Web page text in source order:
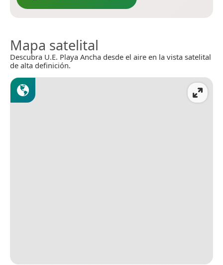
Mapa satelital
Descubra U.E. Playa Ancha desde el aire en la vista satelital
de alta definición.